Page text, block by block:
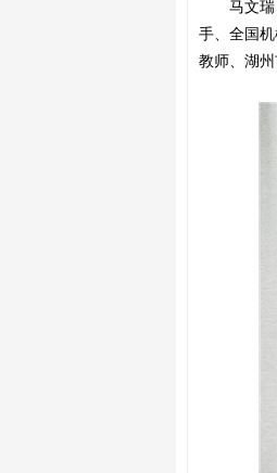
马文
手、 全国
教师、湖